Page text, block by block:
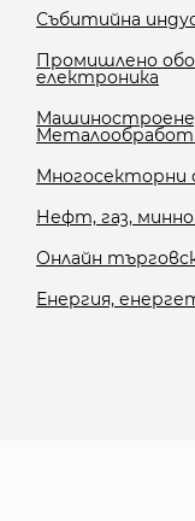
Събитийна
Промишлено
електроника
Многосекторни
Нефт, газ,
Онлайн
Енергия,